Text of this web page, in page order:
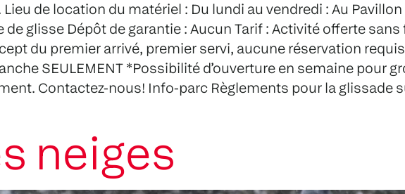
de location du matériel : Du lundi au vendredi : Au Pavillon
glisse Dépôt de garantie : Aucun Tarif : Activité offerte sans
du premier arrivé, premier servi, aucune réservation
SEULEMENT *Possibilité d’ouverture en semaine pour
Contactez-nous! Info-parc Règlements pour la glissade
neiges